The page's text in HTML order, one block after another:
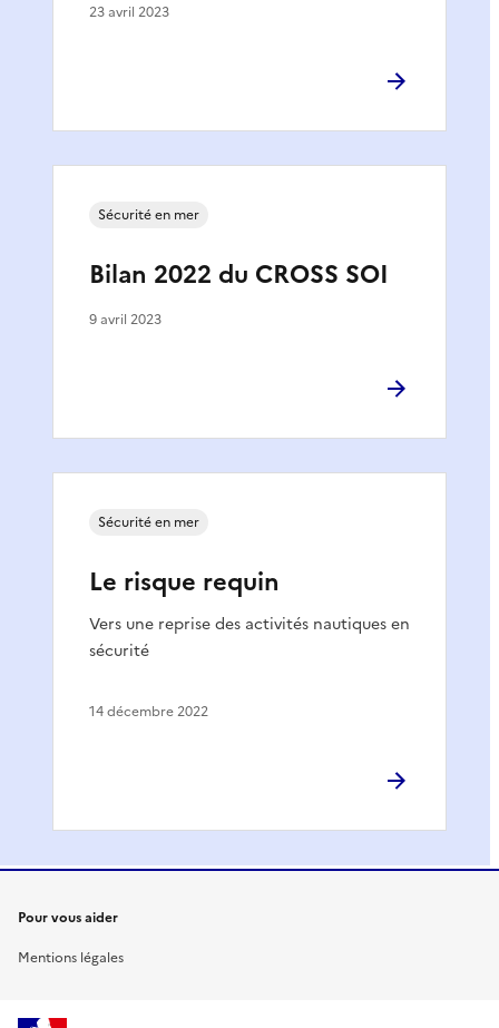
23 avril 2023
Bilan 2022 du CROSS SOI
Sécurité en mer
9 avril 2023
Le risque requin
Vers une reprise des activités nautiques en
sécurité
Sécurité en mer
14 décembre 2022
Pour vous aider
Mentions légales